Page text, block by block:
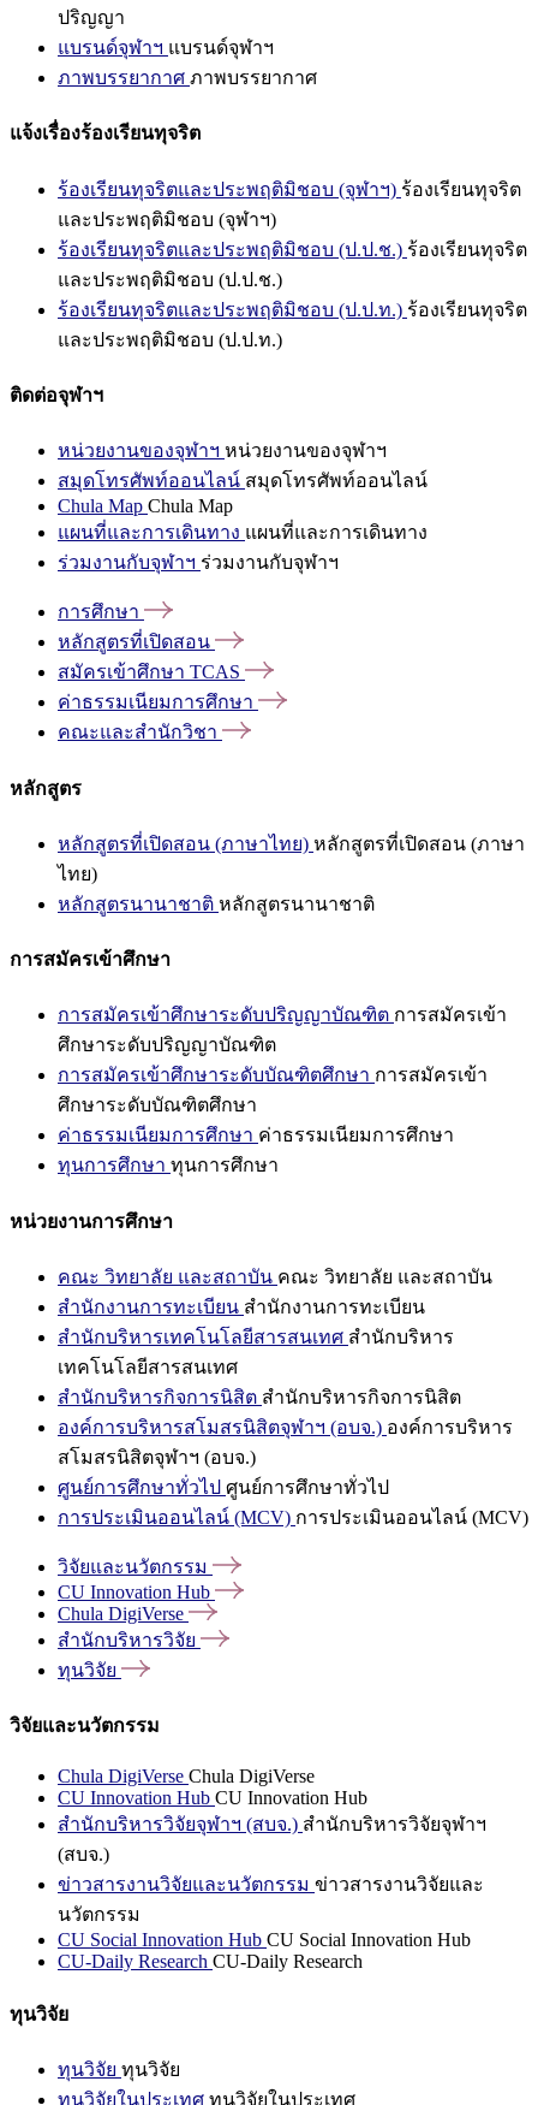
ปริญญา
แบรนด์จุฬาฯ แบรนด์จุฬาฯ
ภาพบรรยากาศ ภาพบรรยากาศ
แจ้งเรื่องร้องเรียนทุจริต
ร้องเรียนทุจริตและประพฤติมิชอบ (จุฬาฯ) ร้องเรียนทุจริต
และประพฤติมิชอบ (จุฬาฯ)
ร้องเรียนทุจริตและประพฤติมิชอบ (ป.ป.ช.) ร้องเรียนทุจริต
และประพฤติมิชอบ (ป.ป.ช.)
ร้องเรียนทุจริตและประพฤติมิชอบ (ป.ป.ท.) ร้องเรียนทุจริต
และประพฤติมิชอบ (ป.ป.ท.)
ติดต่อจุฬาฯ
หน่วยงานของจุฬาฯ หน่วยงานของจุฬาฯ
สมุดโทรศัพท์ออนไลน์ สมุดโทรศัพท์ออนไลน์
Chula Map Chula Map
แผนที่และการเดินทาง แผนที่และการเดินทาง
ร่วมงานกับจุฬาฯ ร่วมงานกับจุฬาฯ
การศึกษา
หลักสูตรที่เปิดสอน
สมัครเข้าศึกษา TCAS
ค่าธรรมเนียมการศึกษา
คณะและสำนักวิชา
หลักสูตร
หลักสูตรที่เปิดสอน (ภาษาไทย) หลักสูตรที่เปิดสอน (ภาษา
ไทย)
หลักสูตรนานาชาติ หลักสูตรนานาชาติ
การสมัครเข้าศึกษา
การสมัครเข้าศึกษาระดับปริญญาบัณฑิต การสมัครเข้า
ศึกษาระดับปริญญาบัณฑิต
การสมัครเข้าศึกษาระดับบัณฑิตศึกษา การสมัครเข้า
ศึกษาระดับบัณฑิตศึกษา
ค่าธรรมเนียมการศึกษา ค่าธรรมเนียมการศึกษา
ทุนการศึกษา ทุนการศึกษา
หน่วยงานการศึกษา
คณะ วิทยาลัย และสถาบัน คณะ วิทยาลัย และสถาบัน
สำนักงานการทะเบียน สำนักงานการทะเบียน
สำนักบริหารเทคโนโลยีสารสนเทศ สำนักบริหาร
เทคโนโลยีสารสนเทศ
สำนักบริหารกิจการนิสิต สำนักบริหารกิจการนิสิต
องค์การบริหารสโมสรนิสิตจุฬาฯ (อบจ.) องค์การบริหาร
สโมสรนิสิตจุฬาฯ (อบจ.)
ศูนย์การศึกษาทั่วไป ศูนย์การศึกษาทั่วไป
การประเมินออนไลน์ (MCV) การประเมินออนไลน์ (MCV)
วิจัยและนวัตกรรม
CU Innovation Hub
Chula DigiVerse
สำนักบริหารวิจัย
ทุนวิจัย
วิจัยและนวัตกรรม
Chula DigiVerse Chula DigiVerse
CU Innovation Hub CU Innovation Hub
สำนักบริหารวิจัยจุฬาฯ (สบจ.) สำนักบริหารวิจัยจุฬาฯ
(สบจ.)
ข่าวสารงานวิจัยและนวัตกรรม ข่าวสารงานวิจัยและ
นวัตกรรม
CU Social Innovation Hub CU Social Innovation Hub
CU-Daily Research CU-Daily Research
ทุนวิจัย
ทุนวิจัย ทุนวิจัย
ทุนวิจัยในประเทศ ทุนวิจัยในประเทศ